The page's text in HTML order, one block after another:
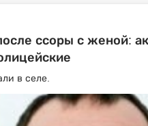
ссоры с женой:
в селе.